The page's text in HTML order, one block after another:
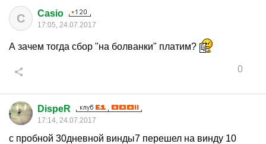
C Casio
17:05, 24.07.2017
А зачем тогда сбор "на болванки" платим?
0
DispeR
17:14, 24.07.2017
с пробной 30дневной винды7 перешел на винду 10